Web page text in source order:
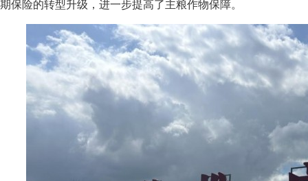
期保险的转型升级，进一步提高了主粮作物保障。